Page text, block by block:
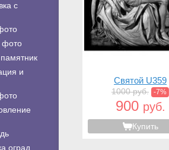
с
фото
и
оград
Святой U359
1000 руб. -7%
900 руб.
Купить